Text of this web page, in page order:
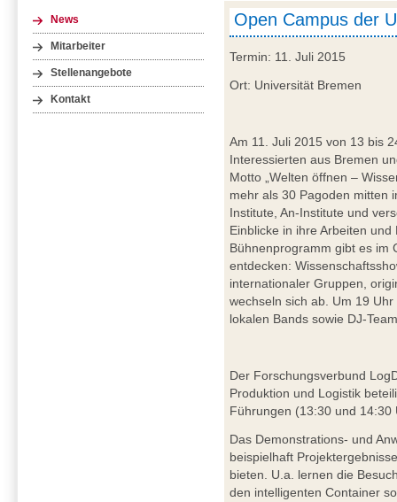
News
Mitarbeiter
Stellenangebote
Kontakt
Open Campus der
Termin: 11. Juli 2015
Ort: Universität Bremen
Am 11. Juli 2015 von 13 bis
Interessierten aus Bremen
Motto „Welten öffnen –
mehr als 30 Pagoden mitten
Institute, An-Institute und
Einblicke in ihre Arbeiten
Bühnenprogramm gibt es im
entdecken:
internationaler Gruppen,
wechseln sich ab. Um 19
lokalen Bands sowie DJ-
Der Forschungsverbund
Produktion und Logistik
Führungen (13:30 und 14:30
Das Demonstrations- und
beispielhaft
bieten. U.a. lernen die
den intelligenten Container